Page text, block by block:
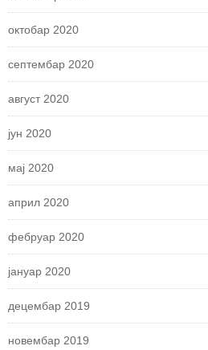
октобар 2020
септембар 2020
август 2020
јун 2020
мај 2020
април 2020
фебруар 2020
јануар 2020
децембар 2019
новембар 2019